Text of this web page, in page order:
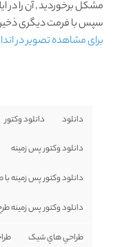
سپس با فرمت دیگری
برای مشاهده تصویر در
دانلود دانلود وکتور
دانلود وکتور پس زمينه
دانلود وکتور پس زمینه
دانلود وکتور پس زمینه
طراحي هاي شيک